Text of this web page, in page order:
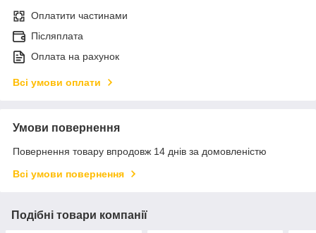
Оплатити частинами
Післяплата
Оплата на рахунок
Всі умови оплати
Умови повернення
Повернення товару впродовж 14 днів за домовленістю
Всі умови повернення
Подібні товари компанії